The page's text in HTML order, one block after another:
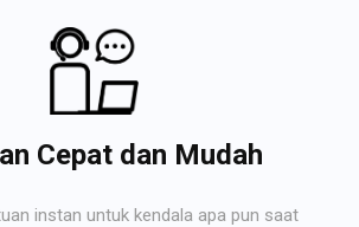
Cepat dan Mudah
instan untuk kendala apa pun saat